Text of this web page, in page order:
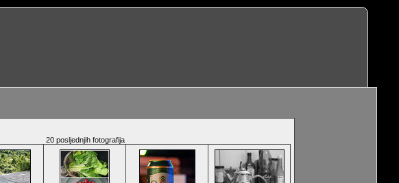
20 posljednjih fotografija